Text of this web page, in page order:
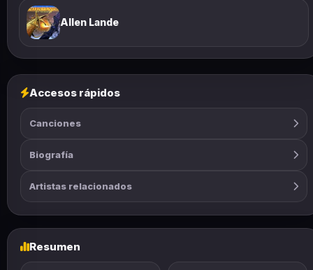
Allen Lande
Accesos rápidos
Canciones
Biografía
Artistas relacionados
Resumen